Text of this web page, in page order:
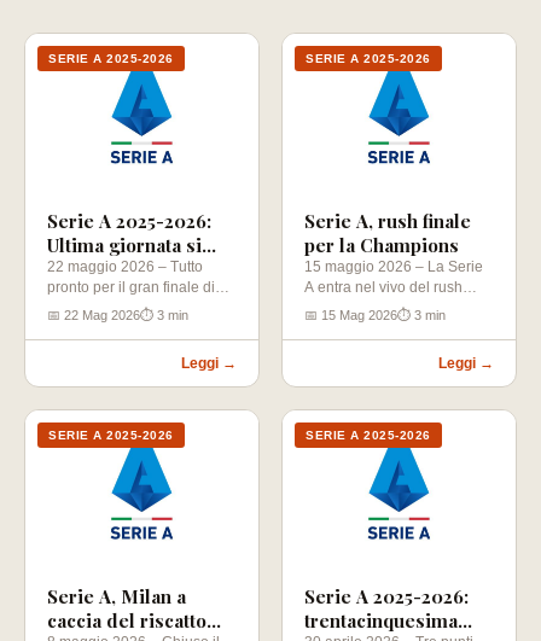
SERIE A 2025-2026
Serie A 2025-2026:
Ultima giornata si
decide tutto per la
Champions
22 maggio 2026 – Tutto
pronto per il gran finale di
Serie A, dove…
📅 22 Mag 2026⏱ 3 min
Leggi →
SERIE A 2025-2026
Serie A, rush finale
per la Champions
15 maggio 2026 – La Serie
A entra nel vivo del rush
finale per…
📅 15 Mag 2026⏱ 3 min
Leggi →
SERIE A 2025-2026
Serie A, Milan a
caccia del riscatto
SERIE A 2025-2026
Serie A 2025-2026:
trentacinquesima